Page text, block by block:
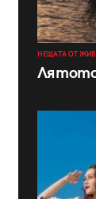
НЕЩАТА ОТ
Лятото